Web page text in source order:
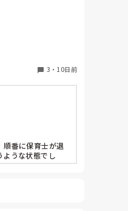
3 ・ 10日前
順番に保育士が退
うな状態でし